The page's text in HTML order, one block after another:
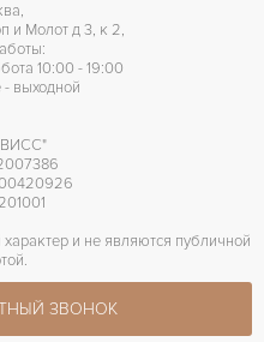
и Молот д 3, к 2,
10:00 - 19:00
- выходной
и не являются публичной
ЗВОНОК